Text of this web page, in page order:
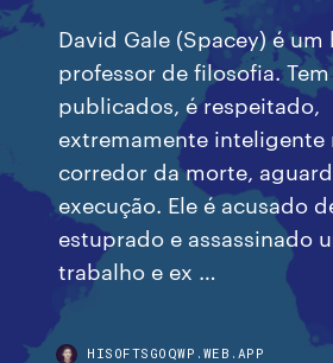
David Gale (Spacey) é
professor de filosofia.
publicados, é respeitado,
extremamente inteligente
corredor da morte,
execução. Ele é acusado
estuprado e assassinado
trabalho e ex …
HISOFTSGOQWP.WEB.APP